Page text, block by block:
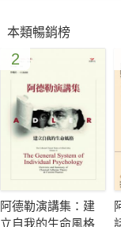
1.40%的決策就是
2.行動力與越挫越
3.要做衝刺決定前
手冊。
4.我當作人生在72
本類暢銷榜
2
阿德勒演講集：建
立自我的生命風格